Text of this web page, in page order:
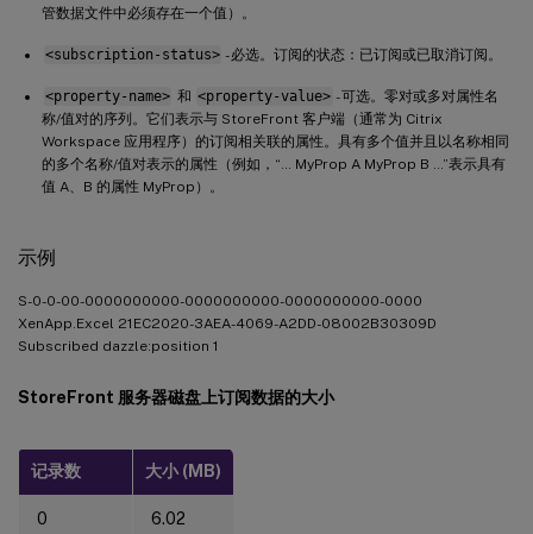
管数据文件中必须存在一个值）。
<subscription-status> - 必选。订阅的状态：已订阅或已取消订阅。
<property-name> 和 <property-value> - 可选。零对或多对属性名
称/值对的序列。它们表示与 StoreFront 客户端（通常为 Citrix
Workspace 应用程序）的订阅相关联的属性。具有多个值并且以名称相同
的多个名称/值对表示的属性（例如，“… MyProp A MyProp B …”表示具有
值 A、B 的属性 MyProp）。
示例
S-0-0-00-0000000000-0000000000-0000000000-0000
XenApp.Excel 21EC2020-3AEA-4069-A2DD-08002B30309D
Subscribed dazzle:position 1
StoreFront 服务器磁盘上订阅数据的大小
记录数 大小 (MB)
0 6.02